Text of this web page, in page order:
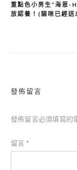
文
重點色小男生“海恩-
放認養！(貓咪已經
發佈留言
發佈留言必須填寫的
留言 *